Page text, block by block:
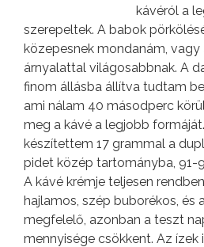
kávéról a
szerepeltek. A babok
közepesnek mondanám,
árnyalattal világosabbnak. A
finom állásba állítva tudtam
ami nálam 40 másodperc
meg a kávé a legjobb
készítettem 17 grammal a
pidet közép tartományba, 91-
A kávé krémje teljesen
hajlamos, szép buborékos, és
megfelelő, azonban a teszt
mennyisége csökkent. Az ízek